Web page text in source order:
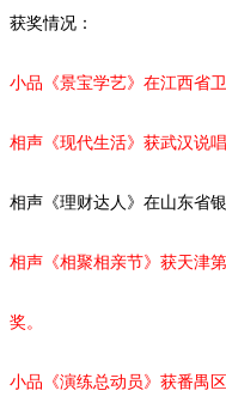
获奖情况：
小品《景宝学艺》在江西省
相声《现代生活》获武汉说
相声《理财达人》在山东省
相声《相聚相亲节》获天津
奖。
小品《演练总动员》获番禺